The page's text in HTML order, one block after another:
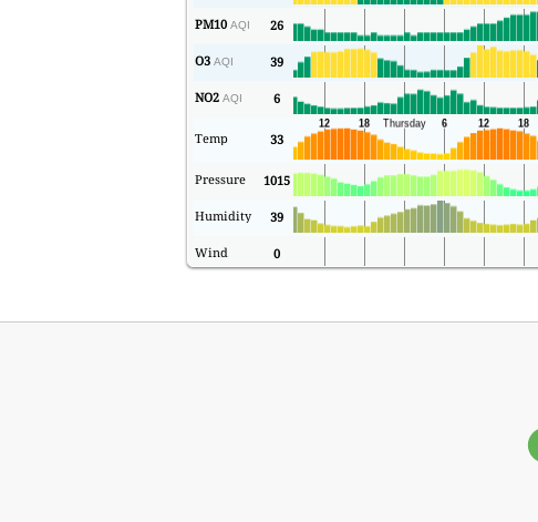
PM10 AQI 26
O3 AQI 39
NO2 AQI 6
Temp 33
Pressure 1015
Humidity 39
Wind 0